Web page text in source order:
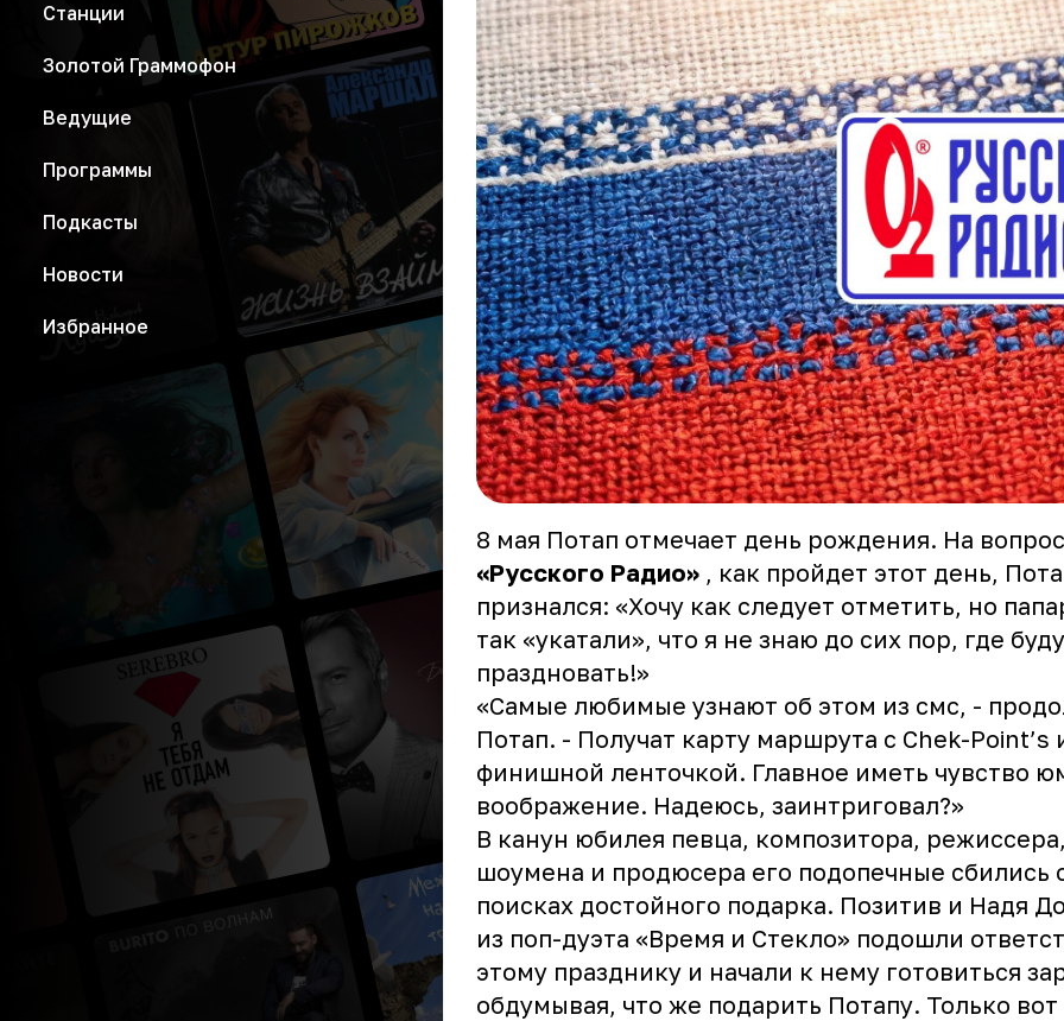
Станции
Золотой Граммофон
Ведущие
Программы
Подкасты
Новости
Избранное
8 мая Потап отмечает день рождения. На вопрос
«Русского Радио» , как пройдет этот день,
признался: «Хочу как следует отметить, но
так «укатали», что я не знаю до сих пор, где буду
праздновать!»
«Самые любимые узнают об этом из смс, -
Потап. - Получат карту маршрута с Chek-Point’s
финишной ленточкой. Главное иметь чувство
воображение. Надеюсь, заинтриговал?»
В канун юбилея певца, композитора,
шоумена и продюсера его подопечные сбились
поисках достойного подарка. Позитив и Надя
из поп-дуэта «Время и Стекло» подошли
этому празднику и начали к нему готовиться
обдумывая, что же подарить Потапу. Только вот